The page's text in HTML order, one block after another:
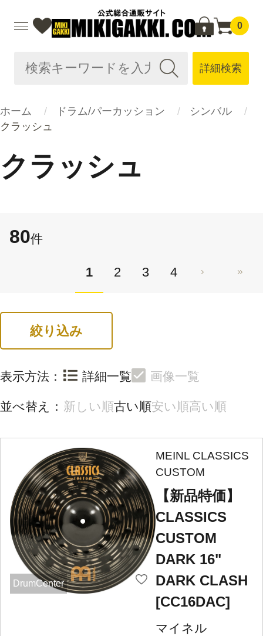
0
詳細検索
ホーム ドラム/パーカッション
シンバル
クラッシュ
クラッシュ
80件
1 2 3 4
絞り込み
表示方法： 詳細一覧 画像一覧
並べ替え： 新しい順古い順安い順高い順
DrumCenter
MEINL CLASSICS
CUSTOM
【新品特価】
CLASSICS
CUSTOM
DARK 16"
DARK CLASH
[CC16DAC]
マイネル